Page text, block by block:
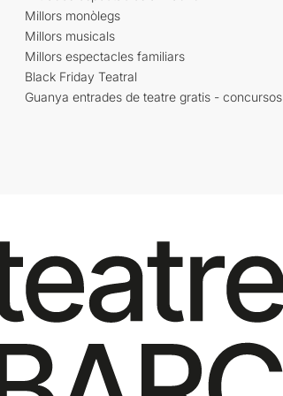
Millors monòlegs
Millors musicals
Millors espectacles familiars
Black Friday Teatral
Guanya entrades de teatre gratis - concursos